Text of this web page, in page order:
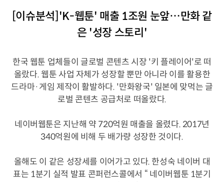
[이슈분석]'K-웹툰' 매출 1조원 눈앞…만화 같
은 '성장 스토리'
한국 웹툰 업체들이 글로벌 콘텐츠 시장 '키 플레이어'로 떠
올랐다. 웹툰 사업 자체가 성장할 뿐만 아니라 이를 활용한
드라마·게임 제작이 활발하다. '만화왕국' 일본에 맞먹는 글
로벌 콘텐츠 공급처로 떠올랐다.
네이버웹툰은 지난해 약 720억원 매출을 올렸다. 2017년
340억원에 비해 두 배가량 성장한 것이다.
올해도 이 같은 성장세를 이어가고 있다. 한성숙 네이버 대
표는 1분기 실적 발표 콘퍼런스콜에서 “ 네이버웹툰 1분기